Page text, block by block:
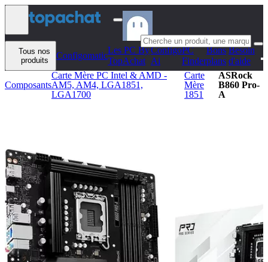
Aller au contenu
Tous nos
produits
Configomatic
Les PC By
TopAchat
Configo
Ai
PC
Finder
Bons
plans
Besoin
d'aide
Composants
Carte Mère PC Intel & AMD -
AM5, AM4, LGA1851,
LGA1700
Carte
Mère
1851
ASRock
B860 Pro-
A